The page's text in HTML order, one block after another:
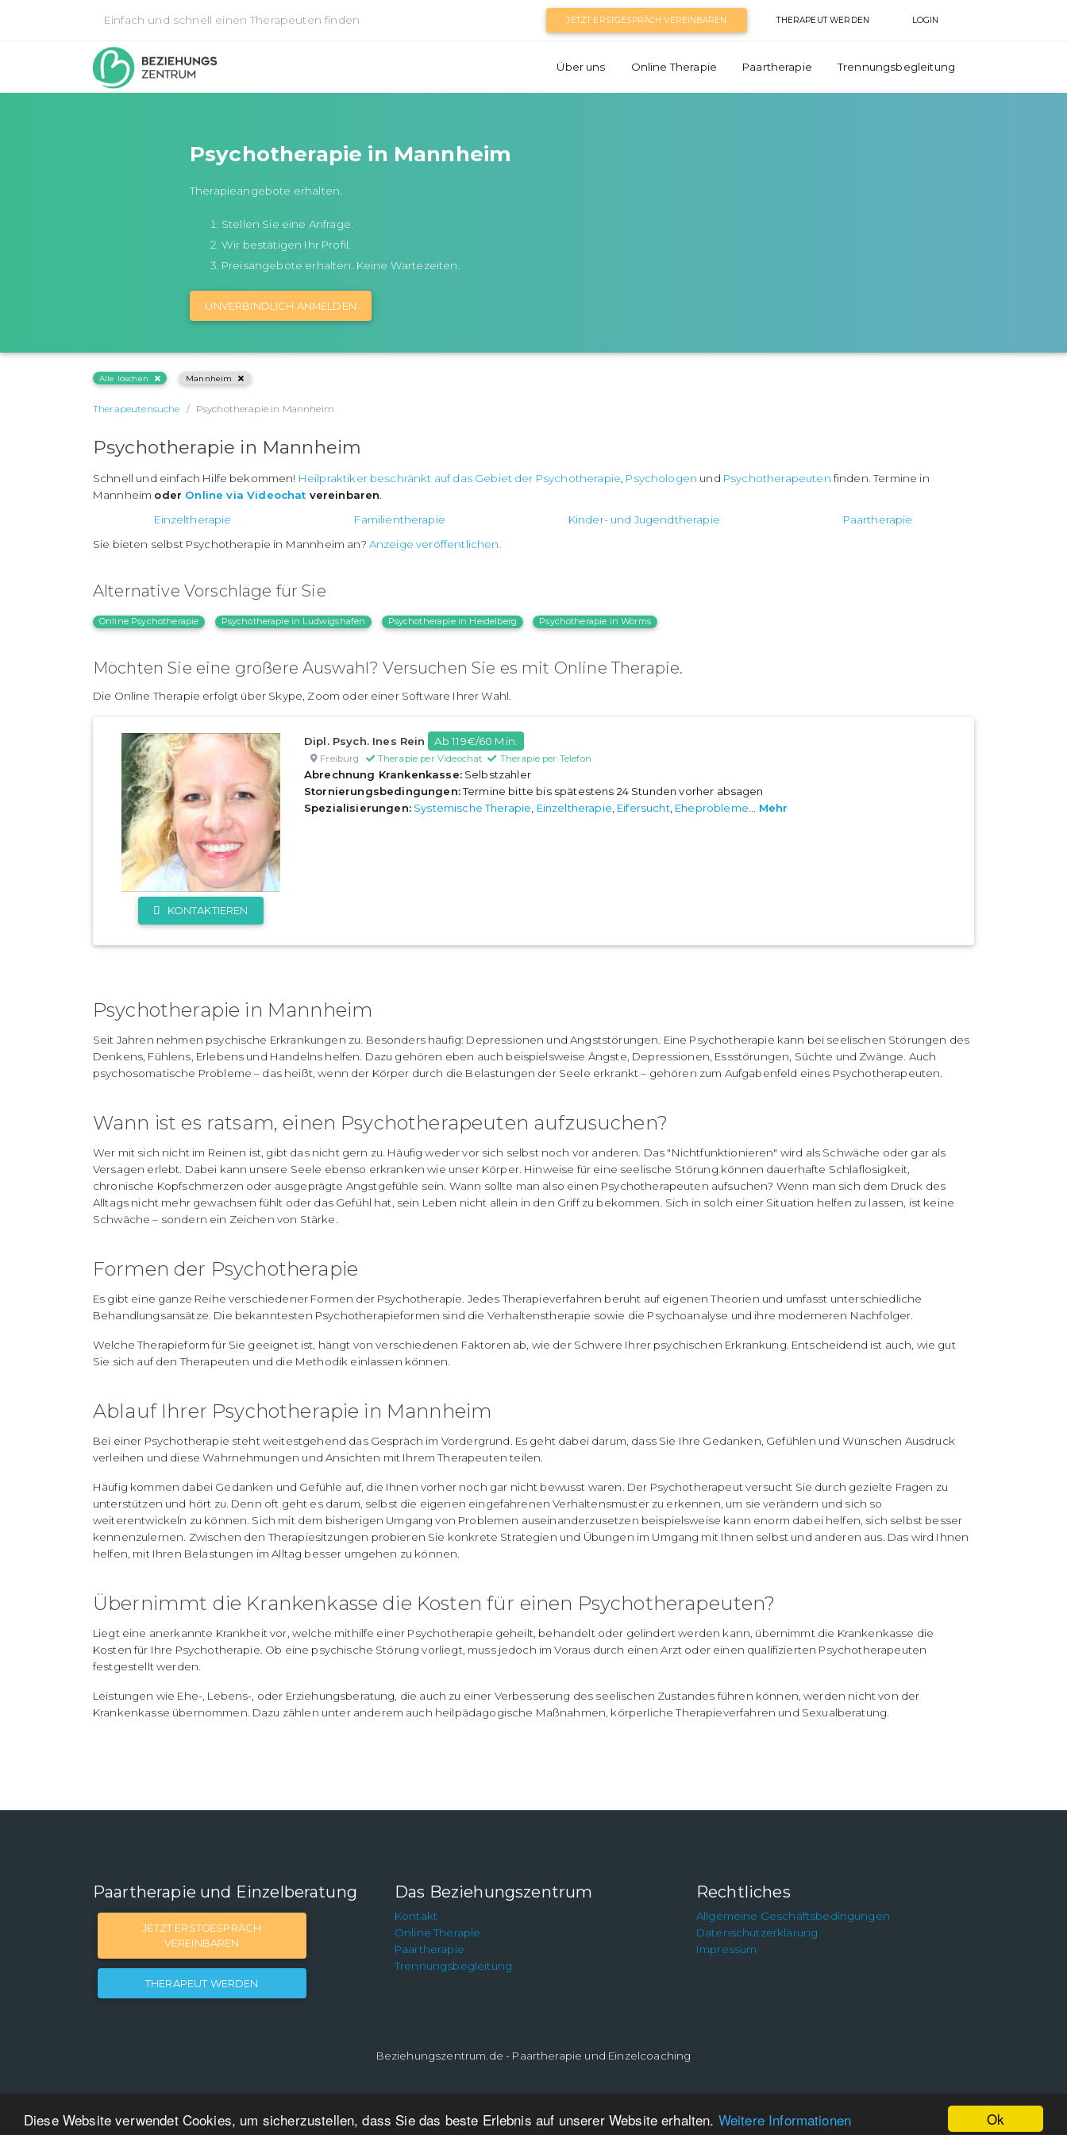
Ok
Diese Website verwendet Cookies, um sicherzustellen, dass Sie das beste Erlebnis auf unserer Website erhalten. Weitere Informationen
Einfach und schnell einen Therapeuten finden JETZT ERSTGESPRÄCH VEREINBAREN THERAPEUT WERDEN LOGIN
Über uns Online Therapie Paartherapie Trennungsbegleitung
Psychotherapie in Mannheim
Therapieangebote erhalten.
Stellen Sie eine Anfrage.
Wir bestätigen Ihr Profil.
Preisangebote erhalten. Keine Wartezeiten.
UNVERBINDLICH ANMELDEN
Alle löschen Mannheim
Therapeutensuche Psychotherapie in Mannheim
Psychotherapie in Mannheim
Schnell und einfach Hilfe bekommen! Heilpraktiker beschränkt auf das Gebiet der Psychotherapie, Psychologen und Psychotherapeuten finden. Termine in
Mannheim oder Online via Videochat vereinbaren.
Einzeltherapie
Familientherapie Kinder- und Jugendtherapie
Paartherapie
Sie bieten selbst Psychotherapie in Mannheim an? Anzeige veröffentlichen.
Alternative Vorschläge für Sie
Online Psychotherapie Psychotherapie in Ludwigshafen Psychotherapie in Heidelberg Psychotherapie in Worms
Möchten Sie eine größere Auswahl? Versuchen Sie es mit Online Therapie.
Die Online Therapie erfolgt über Skype, Zoom oder einer Software Ihrer Wahl.
KONTAKTIEREN
Dipl. Psych. Ines Rein Ab 119€/60 Min.
Freiburg Therapie per Videochat Therapie per Telefon
Abrechnung Krankenkasse:Selbstzahler
Stornierungsbedingungen:Termine bitte bis spätestens 24 Stunden vorher absagen
Spezialisierungen: Systemische Therapie, Einzeltherapie, Eifersucht, Eheprobleme... Mehr
Psychotherapie in Mannheim
Seit Jahren nehmen psychische Erkrankungen zu. Besonders häufig: Depressionen und Angststörungen. Eine Psychotherapie kann bei seelischen Störungen des
Denkens, Fühlens, Erlebens und Handelns helfen. Dazu gehören eben auch beispielsweise Ängste, Depressionen, Essstörungen, Süchte und Zwänge. Auch
psychosomatische Probleme – das heißt, wenn der Körper durch die Belastungen der Seele erkrankt – gehören zum Aufgabenfeld eines Psychotherapeuten.
Wann ist es ratsam, einen Psychotherapeuten aufzusuchen?
Wer mit sich nicht im Reinen ist, gibt das nicht gern zu. Häufig weder vor sich selbst noch vor anderen. Das "Nichtfunktionieren" wird als Schwäche oder gar als
Versagen erlebt. Dabei kann unsere Seele ebenso erkranken wie unser Körper. Hinweise für eine seelische Störung können dauerhafte Schlaflosigkeit,
chronische Kopfschmerzen oder ausgeprägte Angstgefühle sein. Wann sollte man also einen Psychotherapeuten aufsuchen? Wenn man sich dem Druck des
Alltags nicht mehr gewachsen fühlt oder das Gefühl hat, sein Leben nicht allein in den Griff zu bekommen. Sich in solch einer Situation helfen zu lassen, ist keine
Schwäche – sondern ein Zeichen von Stärke.
Formen der Psychotherapie
Es gibt eine ganze Reihe verschiedener Formen der Psychotherapie. Jedes Therapieverfahren beruht auf eigenen Theorien und umfasst unterschiedliche
Behandlungsansätze. Die bekanntesten Psychotherapieformen sind die Verhaltenstherapie sowie die Psychoanalyse und ihre moderneren Nachfolger.
Welche Therapieform für Sie geeignet ist, hängt von verschiedenen Faktoren ab, wie der Schwere Ihrer psychischen Erkrankung. Entscheidend ist auch, wie gut
Sie sich auf den Therapeuten und die Methodik einlassen können.
Ablauf Ihrer Psychotherapie in Mannheim
Bei einer Psychotherapie steht weitestgehend das Gespräch im Vordergrund. Es geht dabei darum, dass Sie Ihre Gedanken, Gefühlen und Wünschen Ausdruck
verleihen und diese Wahrnehmungen und Ansichten mit Ihrem Therapeuten teilen.
Häufig kommen dabei Gedanken und Gefühle auf, die Ihnen vorher noch gar nicht bewusst waren. Der Psychotherapeut versucht Sie durch gezielte Fragen zu
unterstützen und hört zu. Denn oft geht es darum, selbst die eigenen eingefahrenen Verhaltensmuster zu erkennen, um sie verändern und sich so
weiterentwickeln zu können. Sich mit dem bisherigen Umgang von Problemen auseinanderzusetzen beispielsweise kann enorm dabei helfen, sich selbst besser
kennenzulernen. Zwischen den Therapiesitzungen probieren Sie konkrete Strategien und Übungen im Umgang mit Ihnen selbst und anderen aus. Das wird Ihnen
helfen, mit Ihren Belastungen im Alltag besser umgehen zu können.
Übernimmt die Krankenkasse die Kosten für einen Psychotherapeuten?
Liegt eine anerkannte Krankheit vor, welche mithilfe einer Psychotherapie geheilt, behandelt oder gelindert werden kann, übernimmt die Krankenkasse die
Kosten für Ihre Psychotherapie. Ob eine psychische Störung vorliegt, muss jedoch im Voraus durch einen Arzt oder einen qualifizierten Psychotherapeuten
festgestellt werden.
Leistungen wie Ehe-, Lebens-, oder Erziehungsberatung, die auch zu einer Verbesserung des seelischen Zustandes führen können, werden nicht von der
Krankenkasse übernommen. Dazu zählen unter anderem auch heilpädagogische Maßnahmen, körperliche Therapieverfahren und Sexualberatung.
Paartherapie und Einzelberatung
JETZT ERSTGESPRÄCH
VEREINBAREN
THERAPEUT WERDEN
Das Beziehungszentrum
Kontakt
Online Therapie
Paartherapie
Trennungsbegleitung
Rechtliches
Allgemeine Geschäftsbedingungen
Datenschutzerklärung
Impressum
Beziehungszentrum.de - Paartherapie und Einzelcoaching